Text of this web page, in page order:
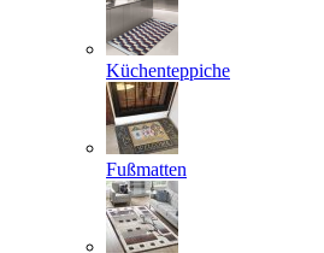
Küchenteppiche
Fußmatten